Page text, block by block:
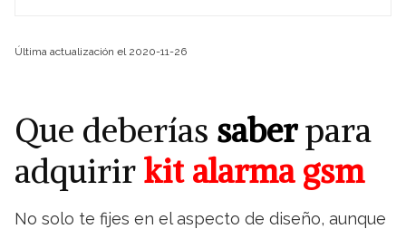
Última actualización el 2020-11-26
Que deberías saberpara
adquirir kit alarma gsm
No solo te fijes en el aspecto de diseño, aunque